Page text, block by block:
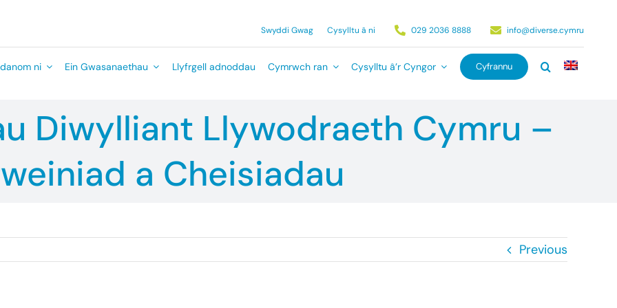
Swyddi Gwag Cysylltu â ni 029 2036 8888 info@diverse.cymru
ni Ein Gwasanaethau Llyfrgell adnoddau Cymrwch ran Cysylltu â’r Cyngor Cyfrannu
Diwylliant Llywodraeth Cymru –
a Cheisiadau
Previous